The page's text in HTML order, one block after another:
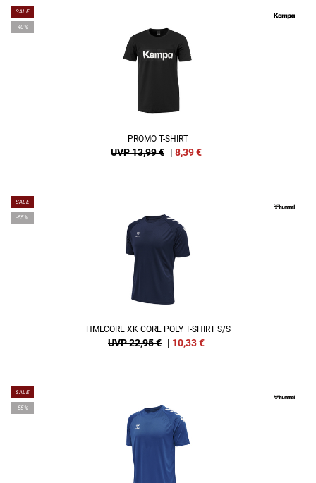
SALE
-40%
PROMO T-SHIRT
UVP 13,99 € | 8,39€
SALE
-55%
HMLCORE XK CORE POLY T-SHIRT S/S
UVP 22,95 € | 10,33€
SALE
-55%